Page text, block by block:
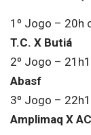
1º Jogo – 20h
T.C. X Butiá
2º Jogo –
Abasf
3º Jogo –
Amplimaq X